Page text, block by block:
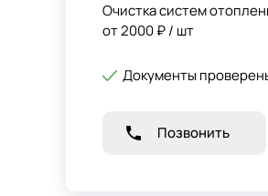
Очистка систем
от 2000 ₽ / шт
Документы
Позвонить